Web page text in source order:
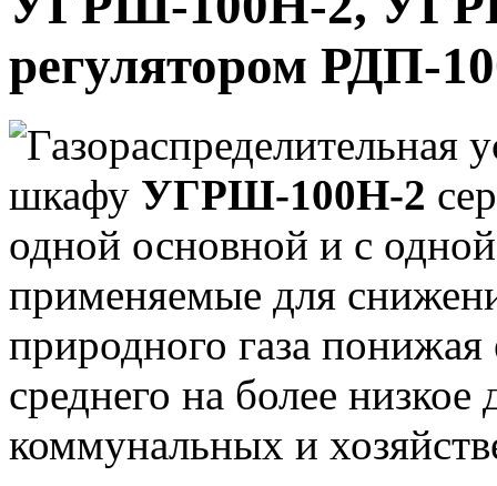
регулятором РДП-
Газораспределительная
шкафу УГРШ-100Н-2
одной основной и с
применяемые для
природного газа понижая
среднего на более низкое
коммунальных и